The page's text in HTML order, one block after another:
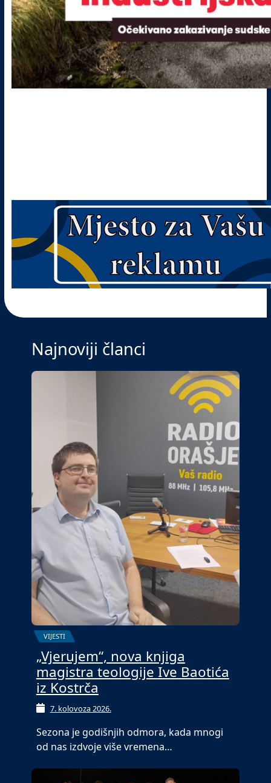
Najnoviji članci
VIJESTI
„Vjerujem“, nova knjiga
magistra teologije Ive Baotića
iz Kostrča
7. kolovoza 2026.
Sezona je godišnjih odmora, kada mnogi
od nas izdvoje više vremena…